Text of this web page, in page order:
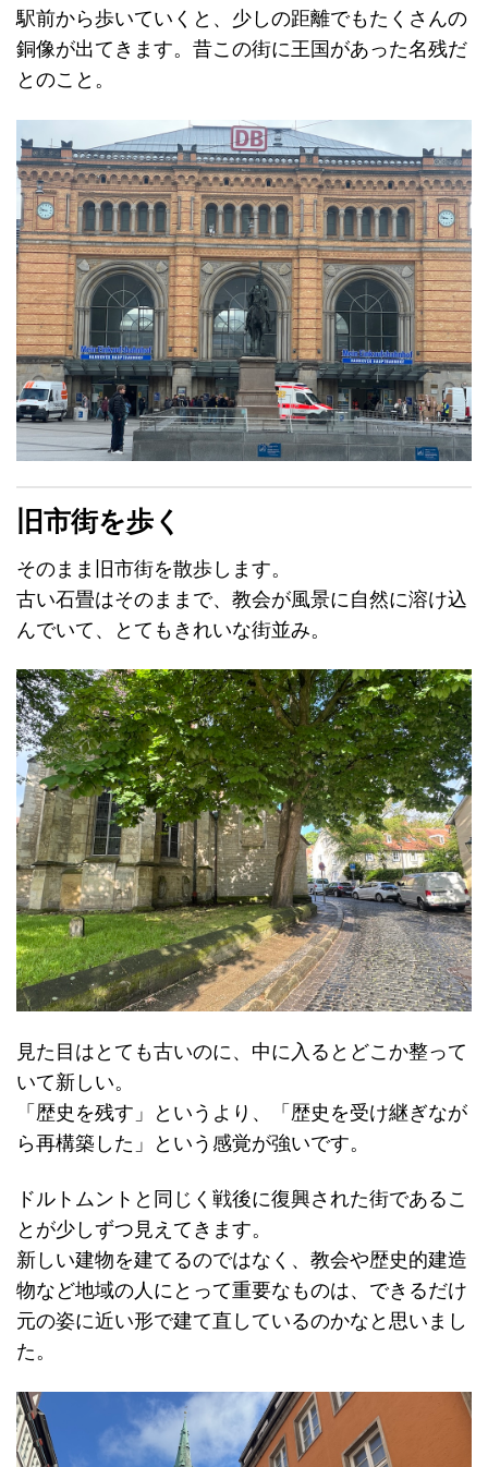
駅前から歩いていくと、少しの距離でもたくさんの
銅像が出てきます。昔この街に王国があった名残だ
とのこと。
旧市街を歩く
そのまま旧市街を散歩します。
古い石畳はそのままで、教会が風景に自然に溶け込
んでいて、とてもきれいな街並み。
見た目はとても古いのに、中に入るとどこか整って
いて新しい。
「歴史を残す」というより、「歴史を受け継ぎなが
ら再構築した」という感覚が強いです。
ドルトムントと同じく戦後に復興された街であるこ
とが少しずつ見えてきます。
新しい建物を建てるのではなく、教会や歴史的建造
物など地域の人にとって重要なものは、できるだけ
元の姿に近い形で建て直しているのかなと思いまし
た。